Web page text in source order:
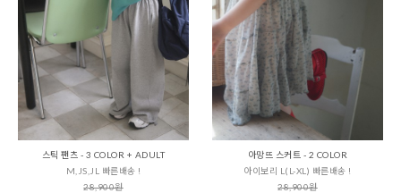
스틱 팬츠 - 3 COLOR + ADULT
M,JS,JL 빠른배송 !
28,900원
아망뜨 스커트 - 2 COLOR
아이보리 L(L-XL) 빠른배송 !
28,900원